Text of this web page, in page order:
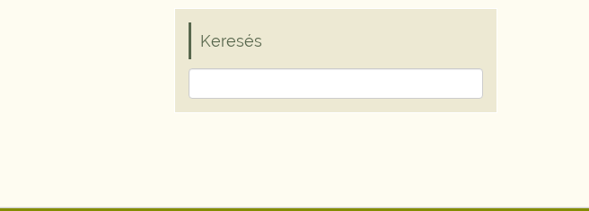
Keresés